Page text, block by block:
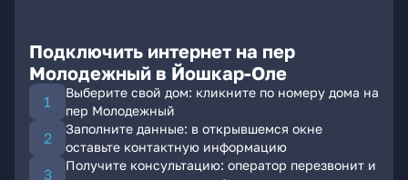
Подключить интернет на пер
Молодежный в Йошкар-Оле
Выберите свой дом: кликните по номеру дома на
пер Молодежный
Заполните данные: в открывшемся окне
оставьте контактную информацию
Получите консультацию: оператор перезвонит и